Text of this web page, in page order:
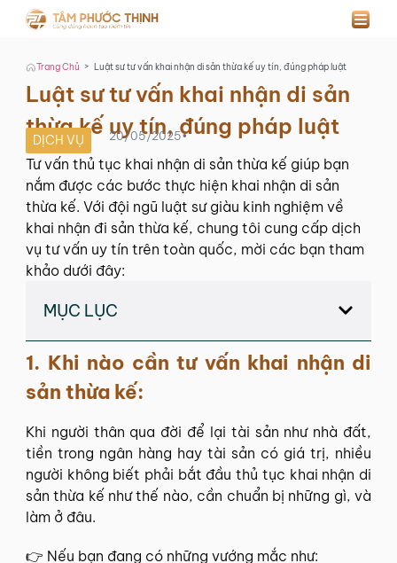
Trang Chủ > Luật sư tư vấn khai nhận di sản thừa kế uy tín, đúng pháp luật
Luật sư tư vấn khai nhận di sản
thừa kế uy tín, đúng pháp luật
DỊCH VỤ 20/05/2025•
Tư vấn thủ tục khai nhận di sản thừa kế giúp bạn
nắm được các bước thực hiện khai nhận di sản
thừa kế. Với đội ngũ luật sư giàu kinh nghiệm về
khai nhận đi sản thừa kế, chung tôi cung cấp dịch
vụ tư vấn uy tín trên toàn quốc, mời các bạn tham
khảo dưới đây:
MỤC LỤC
1. Khi nào cần tư vấn khai nhận di
sản thừa kế:
Khi người thân qua đời để lại tài sản như nhà đất,
tiền trong ngân hàng hay tài sản có giá trị, nhiều
người không biết phải bắt đầu thủ tục khai nhận di
sản thừa kế như thế nào, cần chuẩn bị những gì, và
làm ở đâu.
👉 Nếu bạn đang có những vướng mắc như: